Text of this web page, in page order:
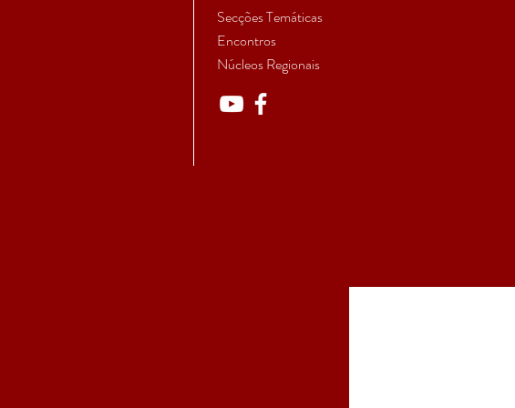
Secções Temáticas
Encontros
Núcleos Regionais